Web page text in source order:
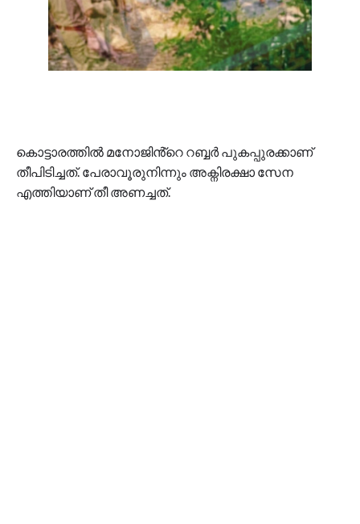
കൊട്ടാരത്തിൽ മനോജിൻ്റെ റബ്ബർ പുകപ്പുരക്കാണ്
തീപിടിച്ചത്. പേരാവൂരുനിന്നും അക്നിരക്ഷാ സേന
എത്തിയാണ് തീ അണച്ചത്.